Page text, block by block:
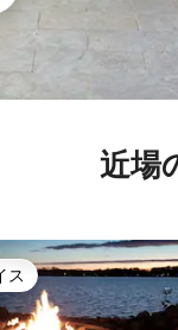
近場
チョイスです。
ス